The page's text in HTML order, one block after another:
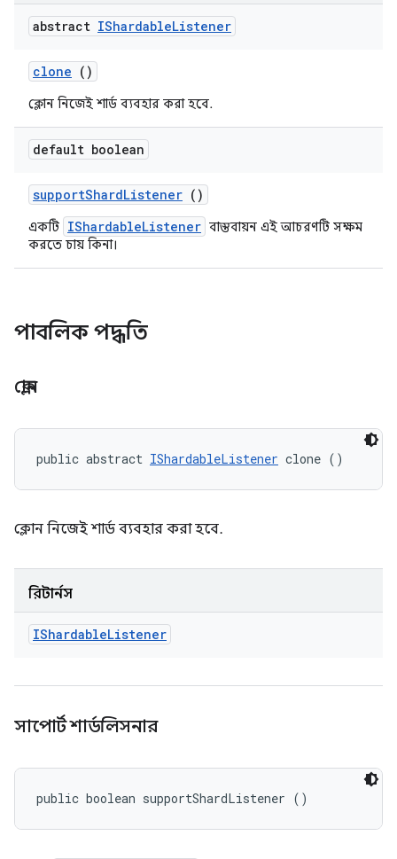
abstract IShardableListener
clone ()
ক্লোন নিজেই শার্ড ব্যবহার করা হবে.
default boolean
supportShardListener ()
একটি IShardableListener বাস্তবায়ন এই আচরণটি সক্ষম
করতে চায় কিনা।
পাবলিক পদ্ধতি
ক্লোন
public abstract IShardableListener clone ()
ক্লোন নিজেই শার্ড ব্যবহার করা হবে.
রিটার্নস
IShardableListener
সাপোর্ট শার্ডলিসনার
public boolean supportShardListener ()